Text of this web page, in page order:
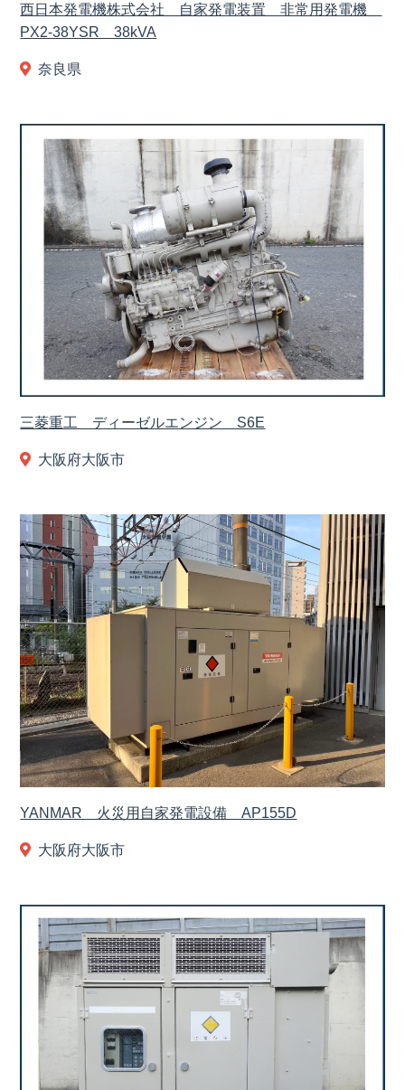
西日本発電機株式会社 自家発電装置 非常用発電機
PX2-38YSR 38kVA
奈良県
三菱重工 ディーゼルエンジン S6E
大阪府大阪市
YANMAR 火災用自家発電設備 AP155D
大阪府大阪市